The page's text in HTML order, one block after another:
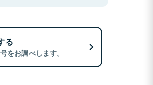
る
をお調べします。